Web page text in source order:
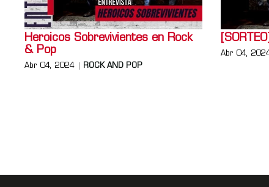
Heroicos Sobrevivientes en Rock
& Pop
Abr 04, 2024 ROCK AND POP
Abr 04,